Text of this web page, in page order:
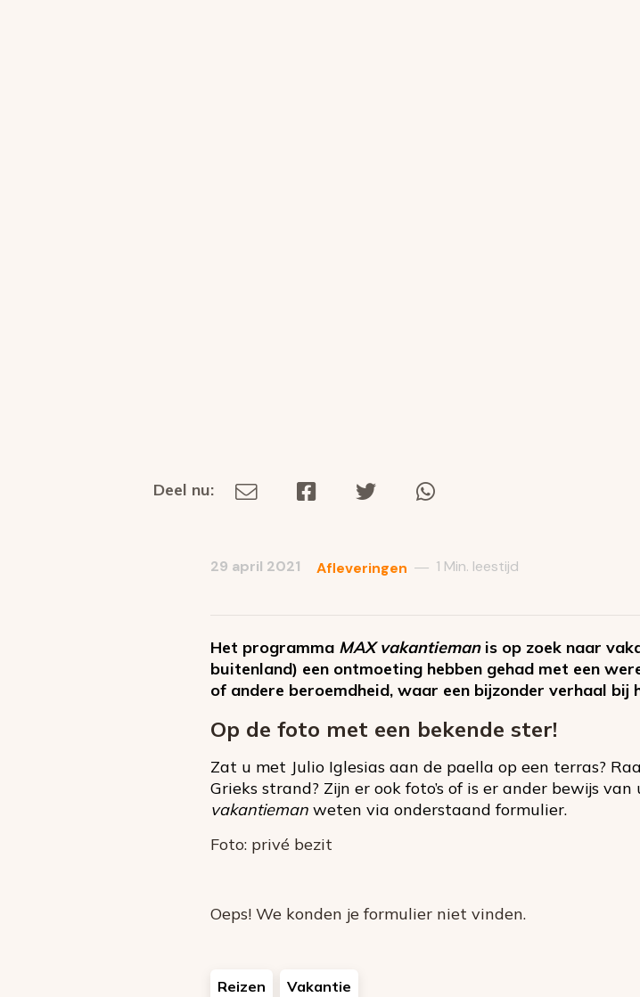
Deel
Deel nu:
mail
29 april 2021 Afleveringen — 1 Min. leestijd
Het programma MAX vakantiemanis op zoek naar
buitenland) een ontmoeting hebben gehad met een
of andere beroemdheid, waar een bijzonder verhaal bij
Op de foto met een bekende ster!
Zat u met Julio Iglesias aan de paella op een terras?
Grieks strand? Zijn er ook foto’s of is er ander bewijs
vakantieman weten via onderstaand formulier.
Foto: privé bezit
Oeps! We konden je formulier niet vinden.
Reizen Vakantie